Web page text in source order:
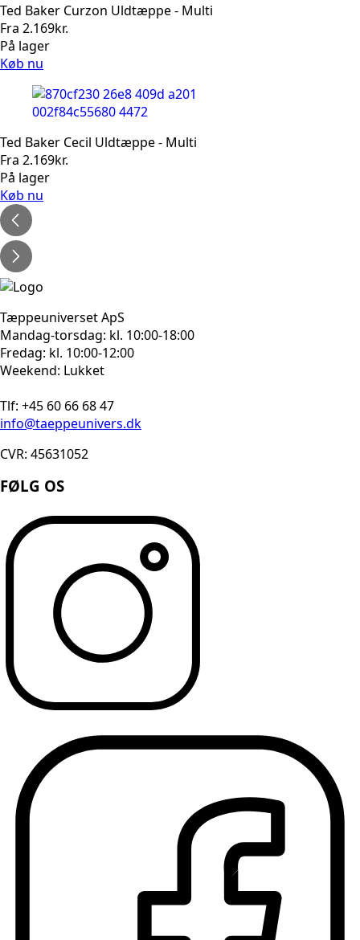
Ted Baker Curzon Uldtæppe - Multi
Fra 2.169kr.
På lager
Køb nu
Ted Baker Cecil Uldtæppe - Multi
Fra 2.169kr.
På lager
Køb nu
Tæppeuniverset ApS
Mandag-torsdag: kl. 10:00-18:00
Fredag: kl. 10:00-12:00
Weekend: Lukket
Tlf: +45 60 66 68 47
info@taeppeunivers.dk
CVR: 45631052
FØLG OS